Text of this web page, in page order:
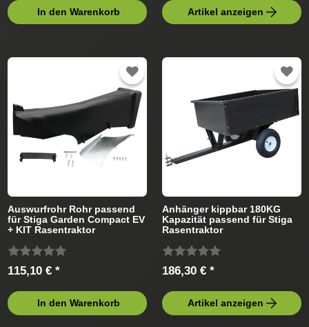
In den Warenkorb Artikel anzeigen
Auswurfrohr Rohr passend
für Stiga Garden Compact EV
+ KIT Rasentraktor
115,10 € *
In den Warenkorb
Anhänger kippbar 180KG
Kapazität passend für Stiga
Rasentraktor
186,30 € *
Artikel anzeigen